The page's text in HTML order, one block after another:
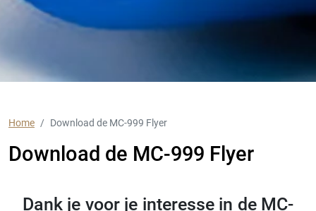
Home Download de MC-999 Flyer
Download de MC-999 Flyer
Dank je voor je interesse in de MC-